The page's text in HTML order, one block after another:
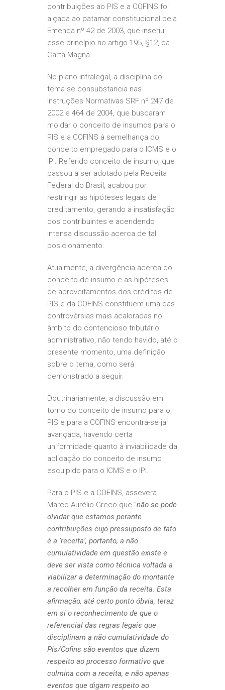
contribuições ao PIS e a COFINS foi
alçada ao patamar constitucional pela
Emenda nº 42 de 2003, que inseriu
esse princípio no artigo 195, §12, da
Carta Magna.
No plano infralegal, a disciplina do
tema se consubstancia nas
Instruções Normativas SRF nº 247 de
2002 e 464 de 2004, que buscaram
moldar o conceito de insumos para o
PIS e a COFINS à semelhança do
conceito empregado para o ICMS e o
IPI. Referido conceito de insumo, que
passou a ser adotado pela Receita
Federal do Brasil, acabou por
restringir as hipóteses legais de
creditamento, gerando a insatisfação
dos contribuintes e acendendo
intensa discussão acerca de tal
posicionamento.
Atualmente, a divergência acerca do
conceito de insumo e as hipóteses
de aproveitamentos dos créditos de
PIS e da COFINS constituem uma das
controvérsias mais acaloradas no
âmbito do contencioso tributário
administrativo, não tendo havido, até o
presente momento, uma definição
sobre o tema, como será
demonstrado a seguir.
Doutrinariamente, a discussão em
torno do conceito de insumo para o
PIS e para a COFINS encontra-se já
avançada, havendo certa
uniformidade quanto à inviabilidade da
aplicação do conceito de insumo
esculpido para o ICMS e o IPI.
Para o PIS e a COFINS, assevera
Marco Aurélio Greco que “não se pode
olvidar que estamos perante
contribuições cujo pressuposto de fato
é a ‘receita’, portanto, a não
cumulatividade em questão existe e
deve ser vista como técnica voltada a
viabilizar a determinação do montante
a recolher em função da receita. Esta
afirmação, até certo ponto óbvia, teraz
em si o reconhecimento de que o
referencial das regras legais que
disciplinam a não cumulatividade do
Pis/Cofins são eventos que dizem
respeito ao processo formativo que
culmina com a receita, e não apenas
eventos que digam respeito ao